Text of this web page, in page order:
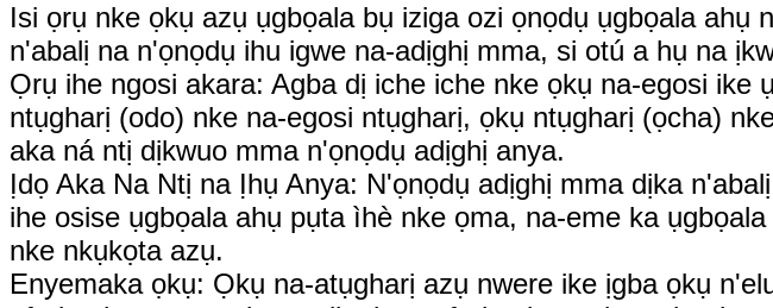
Isi ọrụ nke ọkụ azụ ụgbọala bụ iziga ozi ọnọdụ ụgbọala
n'abalị na n'ọnọdụ ihu igwe na-adịghị mma, si otú a hụ na
Ọrụ ihe ngosi akara: Agba dị iche iche nke ọkụ na-egosi
ntụgharị (odo) nke na-egosi ntụgharị, ọkụ ntụgharị (ọcha)
aka ná ntị dịkwuo mma n'ọnọdụ adịghị anya.
Ịdọ Aka Na Ntị na Ịhụ Anya: N'ọnọdụ adịghị mma dịka
ihe osise ụgbọala ahụ pụta ìhè nke ọma, na-eme ka
nke nkụkọta azụ.
Enyemaka ọkụ: Ọkụ na-atụgharị azụ nwere ike ịgba ọkụ